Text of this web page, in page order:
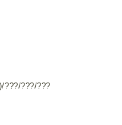
???/???/???